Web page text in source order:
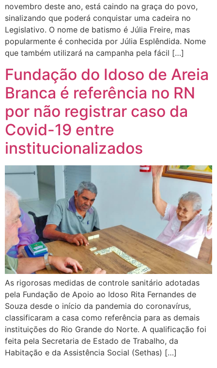
novembro deste ano, está caindo na graça do povo,
sinalizando que poderá conquistar uma cadeira no
Legislativo. O nome de batismo é Júlia Freire, mas
popularmente é conhecida por Júlia Esplêndida. Nome
que também utilizará na campanha pela fácil […]
Fundação do Idoso de Areia
Branca é referência no RN
por não registrar caso da
Covid-19 entre
institucionalizados
As rigorosas medidas de controle sanitário adotadas
pela Fundação de Apoio ao Idoso Rita Fernandes de
Souza desde o início da pandemia do coronavírus,
classificaram a casa como referência para as demais
instituições do Rio Grande do Norte. A qualificação foi
feita pela Secretaria de Estado de Trabalho, da
Habitação e da Assistência Social (Sethas) […]